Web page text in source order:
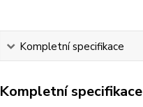
Kompletní specifikace
Kompletní specifikace